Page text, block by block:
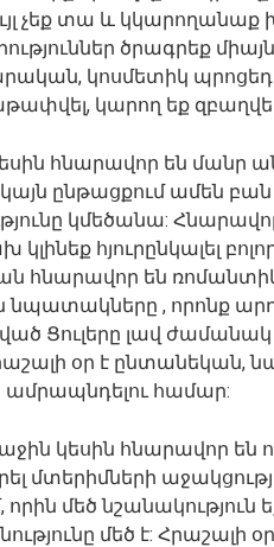
չեք տա և
ծրագրեք
կոսմետիկ
կարող եք զբաղվել
հնարավոր են մանր
ընթացքում ամեն
կմեծանա:
կլինեք հյուրընկալել
հնարավոր են
, որոնք
Ցուլերը լավ ժամանակ
օր է ընտանեկան,
ամրապնդելու համար:
կեսին հնարավոր են
մտերիմների
որին մեծ
մեծ է: Հրաշալի